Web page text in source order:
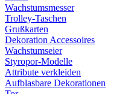
Wachstumsmesser
Trolley-Taschen
Grußkarten
Dekoration Accessoires
Wachstumseier
Styropor-Modelle
Attribute verkleiden
Aufblasbare Dekorationen